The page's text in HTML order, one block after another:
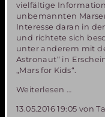
vielfältige
unbemannten
Interesse daran in
und richtete sich
unter anderem mit
Astronaut“ in
„Mars for Kids“.
Weiterlesen …
13.05.2016 19:05 von